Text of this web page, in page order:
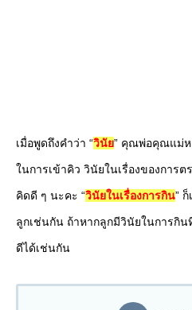
เมื่อพูดถึงคำว่า “วินัย” คุณพ่อคุณแม่ห
ในการเข้าคิว วินัยในเรื่องของการ
คิดดี ๆ นะคะ “วินัยในเรื่องการกิน”
ลูกเช่นกัน ถ้าหากลูกมีวินัยในการกิ
ดีได้เช่นกัน